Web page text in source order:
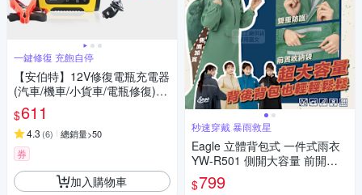
一鍵修復 充飽自停
【安伯特】12V修復電瓶充電器
(汽車/機車/小貨車/電瓶修復)-
快
$611
4.3 (6) 總銷量>50
券
加入購物車
秒速穿戴 暴雨救星
Eagle 立體背包式 一件式雨衣
YW-R501 側開大容量 前開口
袋 莫蘭迪四色
$799